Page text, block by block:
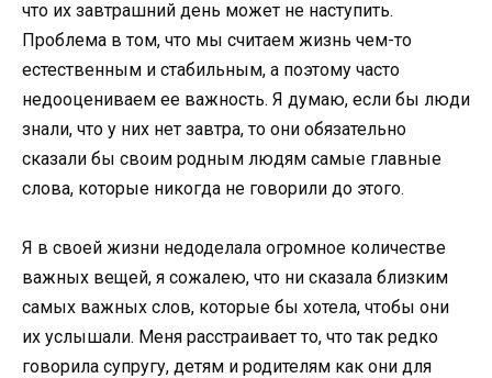
что их завтрашний день может не наступить.
Проблема в том, что мы считаем жизнь чем-то
естественным и стабильным, а поэтому часто
недооцениваем ее важность. Я думаю, если бы люди
знали, что у них нет завтра, то они обязательно
сказали бы своим родным людям самые главные
слова, которые никогда не говорили до этого.
Я в своей жизни недоделала огромное количестве
важных вещей, я сожалею, что ни сказала близким
самых важных слов, которые бы хотела, чтобы они
их услышали. Меня расстраивает то, что так редко
говорила супругу, детям и родителям как они для